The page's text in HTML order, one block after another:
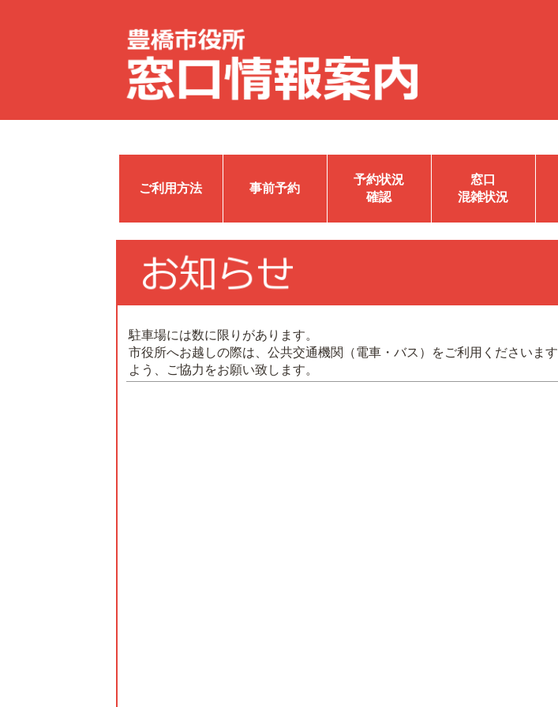
ご利用方法 事前予約
予約状況
確認
窓口
混雑状況
駐車場には数に限りがあります。
市役所へお越しの際は、公共交通機関（電車・バス）をご利用くださいます
よう、ご協力をお願い致します。